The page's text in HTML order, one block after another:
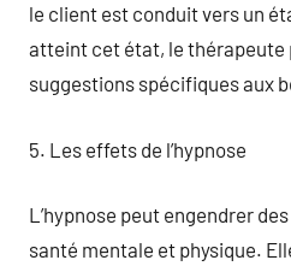
le client est conduit vers un
atteint cet état, le thérapeute
suggestions spécifiques aux
5. Les effets de l’hypnose
L’hypnose peut engendrer
santé mentale et physique.